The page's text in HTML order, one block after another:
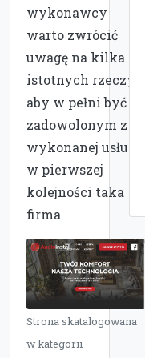
wykonawcy
warto zwrócić
uwagę na kilka
istotnych rzeczy,
aby w pełni być
zadowolonym z
wykonanej usługi.
w pierwszej
kolejności taka
firma
Strona skatalogowana
w kategorii